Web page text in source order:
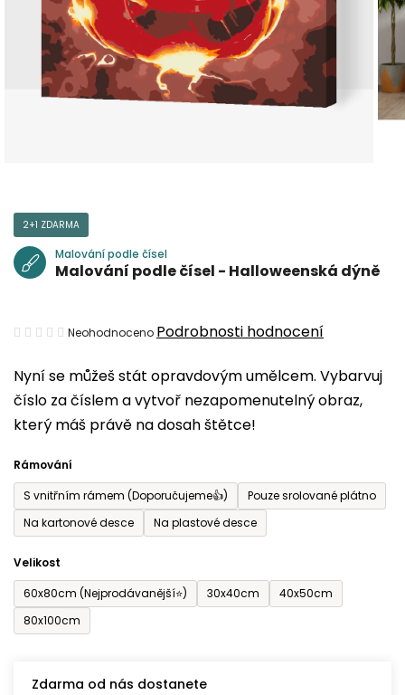
Nyní se můžeš stát opravdovým umělcem. Vybarvuj
číslo za číslem a vytvoř nezapomenutelný obraz,
který máš právě na dosah štětce!
Rámování
S vnitřním rámem (Doporučujeme👍)
Pouze srolované plátno
Na kartonové desce
Na plastové desce
Velikost
60x80cm (Nejprodávanější⭐)
30x40cm
40x50cm
80x100cm
Zdarma od nás dostanete
2+1 ZDARMA
Malování podle čísel
Malování podle čísel - Halloweenská dýně
Průměrné
produktu
je
0,0
5
hvězdiček.
Neohodnoceno Podrobnosti hodnocení